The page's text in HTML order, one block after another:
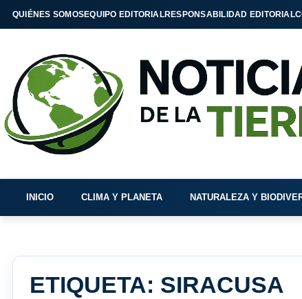
QUIÉNES SOMOSEQUIPO EDITORIALRESPONSABILIDAD EDITORIAL
INICIO CLIMA Y PLANETA NATURALEZA Y
ETIQUETA: SIRACUSA